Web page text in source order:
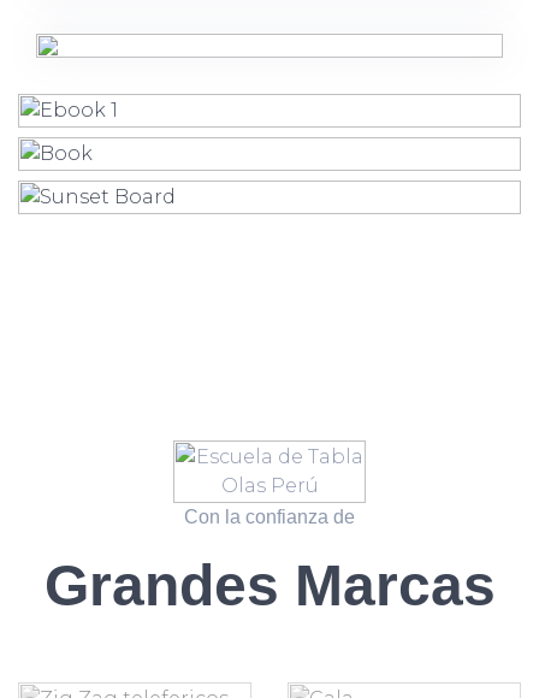
Con la confianza de
Grandes Marcas